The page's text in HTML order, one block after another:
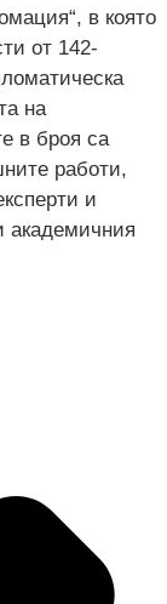
в която
от 142-
на
в броя са
работи,
и
академичния